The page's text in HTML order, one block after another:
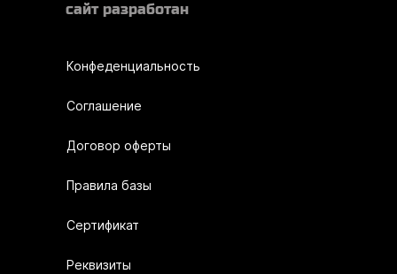
сайт разработан
Конфеденциальность
Соглашение
Договор оферты
Правила базы
Сертификат
Реквизиты